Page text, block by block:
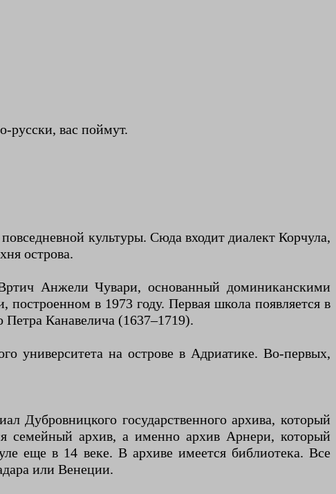
русски, вас поймут.
культуры. Сюда входит диалект Корчула,
острова.
Анжели Чувари, основанный доминиканскими
в 1973 году. Первая школа появляется в
Петра Канавелича (1637–1719).
университета на острове в Адриатике. Во-первых,
Дубровницкого государственного архива, который
семейный архив, а именно архив Арнери, который
еще в 14 веке. В архиве имеется библиотека. Все
или Венеции.